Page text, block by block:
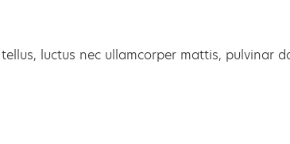
luctus nec ullamcorper mattis, pulvinar